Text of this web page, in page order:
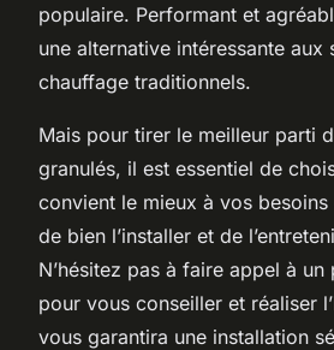
populaire. Performant et
une alternative intéressante aux
chauffage traditionnels.
Mais pour tirer le meilleur parti
granulés, il est essentiel de
convient le mieux à vos
de bien l’installer et de
N’hésitez pas à faire appel à un
pour vous conseiller et réaliser
vous garantira une installation